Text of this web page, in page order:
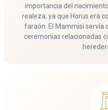
importancia del
realeza, ya que Horus era
faraón. El Mammisi servía
ceremonias relacionadas